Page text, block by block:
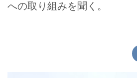
への取り組みを聞く。